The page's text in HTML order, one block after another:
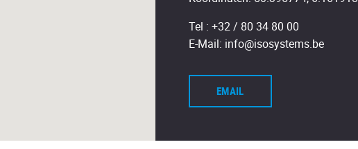
Tel : +32 / 80 34 80 00
E-Mail: info@isosystems.be
EMAIL